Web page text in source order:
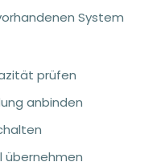
System
prüfen
anbinden
übernehmen